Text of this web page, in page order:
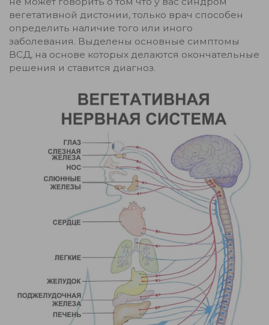
вегетативной дистонии, только врач способен
определить наличие того или иного
заболевания. Выделены основные симптомы
ВСД, на основе которых делаются окончательные
решения и ставится диагноз.